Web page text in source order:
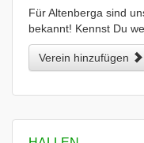
Für Altenberga sind
bekannt! Kennst Du
Verein hinzufügen